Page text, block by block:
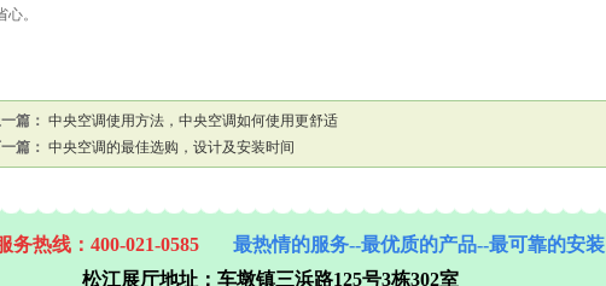
心。
篇： 中央空调使用方法，中央空调如何使用更舒适
篇： 中央空调的最佳选购，设计及安装时间
务热线：400-021-0585
最热情的服务--最优质的产品--最可靠的安装
松江展厅地址： 车墩镇三浜路125号3栋302室